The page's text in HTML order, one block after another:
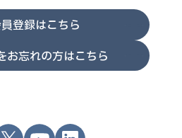
登録はこちら
お忘れの方はこちら